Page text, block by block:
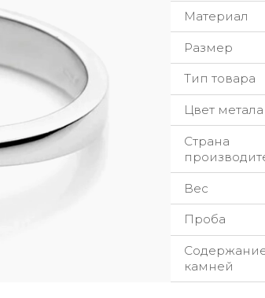
Материал
Размер
Тип товара
Цвет метала
Страна
Вес
Проба
камней